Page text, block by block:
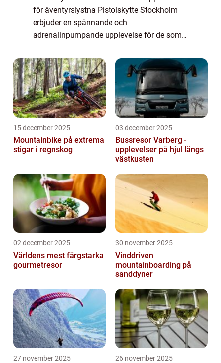
för äventyrslystna Pistolskytte Stockholm
erbjuder en spännande och
adrenalinpumpande upplevelse för de som
fritidsaktiviteter. Denna artikel kommer att
ge en grundlig översikt ...
15 december 2025
Mountainbike på extrema
stigar i regnskog
03 december 2025
Bussresor Varberg -
upplevelser på hjul längs
västkusten
02 december 2025
Världens mest färgstarka
gourmetresor
30 november 2025
Vinddriven
mountainboarding på
sanddyner
27 november 2025 26 november 2025